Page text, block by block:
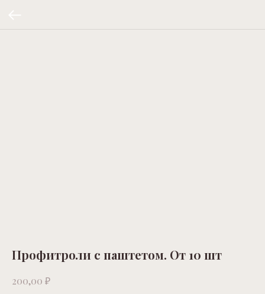
Профитроли с паштетом. От 10 шт
200,00 ₽